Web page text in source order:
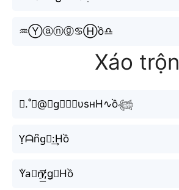
♒︎Ⓨⓐⓝⓖ♋︎Ⓗồ♎︎
Xáo trộn
⋆.˚𝔜@𝚗g⃣𝑐𝑟υѕнH∿ồ𓆉
Y̠ᗩn͆g⃘:͢Hồ
Y͛a⃘n̸̠͟͞;g̼⧽Hồ